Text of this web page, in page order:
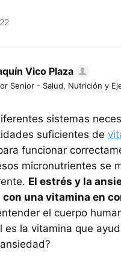
Vico Plaza
Senior - Salud, Nutrición y
sistemas
suficientes de
funcionar
micronutrientes se
El estrés y la
con una vitamina en
el cuerpo
es la vitamina que